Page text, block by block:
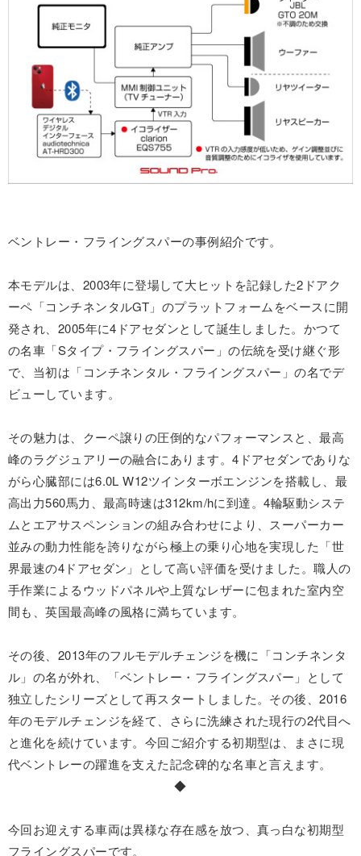
ベントレー・フライングスパーの事例紹介です。
本モデルは、2003年に登場して大ヒットを記録した2ドアク
ーペ「コンチネンタルGT」のプラットフォームをベースに開
発され、2005年に4ドアセダンとして誕生しました。かつて
の名車「Sタイプ・フライングスパー」の伝統を受け継ぐ形
で、当初は「コンチネンタル・フライングスパー」の名でデ
ビューしています。
その魅力は、クーペ譲りの圧倒的なパフォーマンスと、最高
峰のラグジュアリーの融合にあります。4ドアセダンでありな
がら心臓部には6.0L W12ツインターボエンジンを搭載し、最
高出力560馬力、最高時速は312km/hに到達。4輪駆動システ
ムとエアサスペンションの組み合わせにより、スーパーカー
並みの動力性能を誇りながら極上の乗り心地を実現した「世
界最速の4ドアセダン」として高い評価を受けました。職人の
手作業によるウッドパネルや上質なレザーに包まれた室内空
間も、英国最高峰の風格に満ちています。
その後、2013年のフルモデルチェンジを機に「コンチネンタ
ル」の名が外れ、「ベントレー・フライングスパー」として
独立したシリーズとして再スタートしました。その後、2016
年のモデルチェンジを経て、さらに洗練された現行の2代目へ
と進化を続けています。今回ご紹介する初期型は、まさに現
代ベントレーの躍進を支えた記念碑的な名車と言えます。
◆
今回お迎えする車両は異様な存在感を放つ、真っ白な初期型
フライングスパーです。